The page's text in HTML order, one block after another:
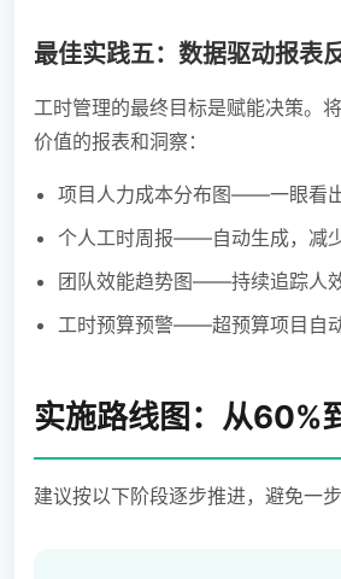
最佳实践五：数据驱动报表
工时管理的最终目标是赋能决策。
价值的报表和洞察：
项目人力成本分布图——一眼看
个人工时周报——自动生成，减
团队效能趋势图——持续追踪人
工时预算预警——超预算项目自
实施路线图：从60%
建议按以下阶段逐步推进，避免一